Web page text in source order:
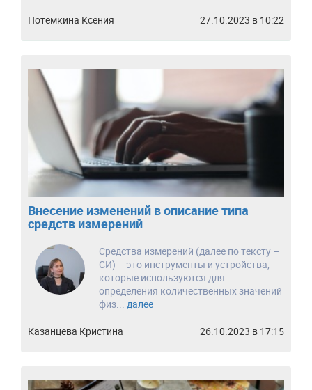
Потемкина Ксения 27.10.2023 в 10:22
Внесение изменений в описание типа
средств измерений
Средства измерений (далее по тексту –
СИ) – это инструменты и устройства,
которые используются для
определения количественных значений
физ... далее
Казанцева Кристина 26.10.2023 в 17:15